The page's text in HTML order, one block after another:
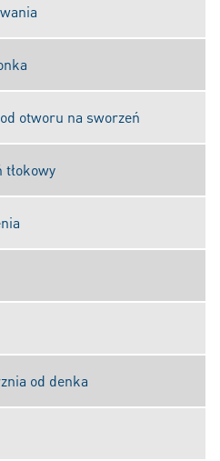
otworu na sworzeń
tłokowy
od denka